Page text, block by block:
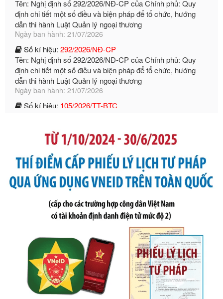
Số kí hiệu:292/2026/NĐ-CP
Tên: Nghị định số 292/2026/NĐ-CP của Chính phủ: Quy
định chi tiết một số điều và biện pháp để tổ chức, hướng
dẫn thi hành Luật Quản lý ngoại thương
Ngày ban hành: 21/07/2026
Số kí hiệu:105/2026/TT-BTC
Tên: Thông tư số 105/2026/TT-BTC của Bộ Tài chính: Bãi
bỏ Thông tư số 87/2019/TT- BТC ngày 19 tháng 12 năm
2019 của Bộ trưởng Bộ Tài chính hướng dẫn thực hiện xử
phạt vi phạm hành chính trong lĩnh vực kho bạc nhà nước
Số kí hiệu:291/2026/NĐ-CP
Tên: Nghị định số 291/2026/NĐ-CP của Chính phủ: Sửa
đổi, bổ sung một số điều của Nghị định số 125/2020/NĐ-СР
ngày 19 tháng 10 năm 2020 của Chính phủ quy định xử
phạt vi phạm hành chính về thuế, hóa đơn được sửa đổi, bổ
sung bởi Nghị định số 102/2021/NĐ-CP
Số kí hiệu:2303/QĐ-UBND
Tên: Quyết định công bố Danh mục thủ tục hành chính mới
ban hành, được sửa đổi, bổ sung, bị bãi bỏ và phê duyệt
Quy trình nội bộ, quy trình điện tử giải quyết thủ tục hành
chính trong một số lĩnh vực thuộc phạm vi chức năng quản
lý của Sở Văn hóa, Thể tha
Ngày ban hành: 01/06/2026
Số kí hiệu:2304/QĐ-UBND